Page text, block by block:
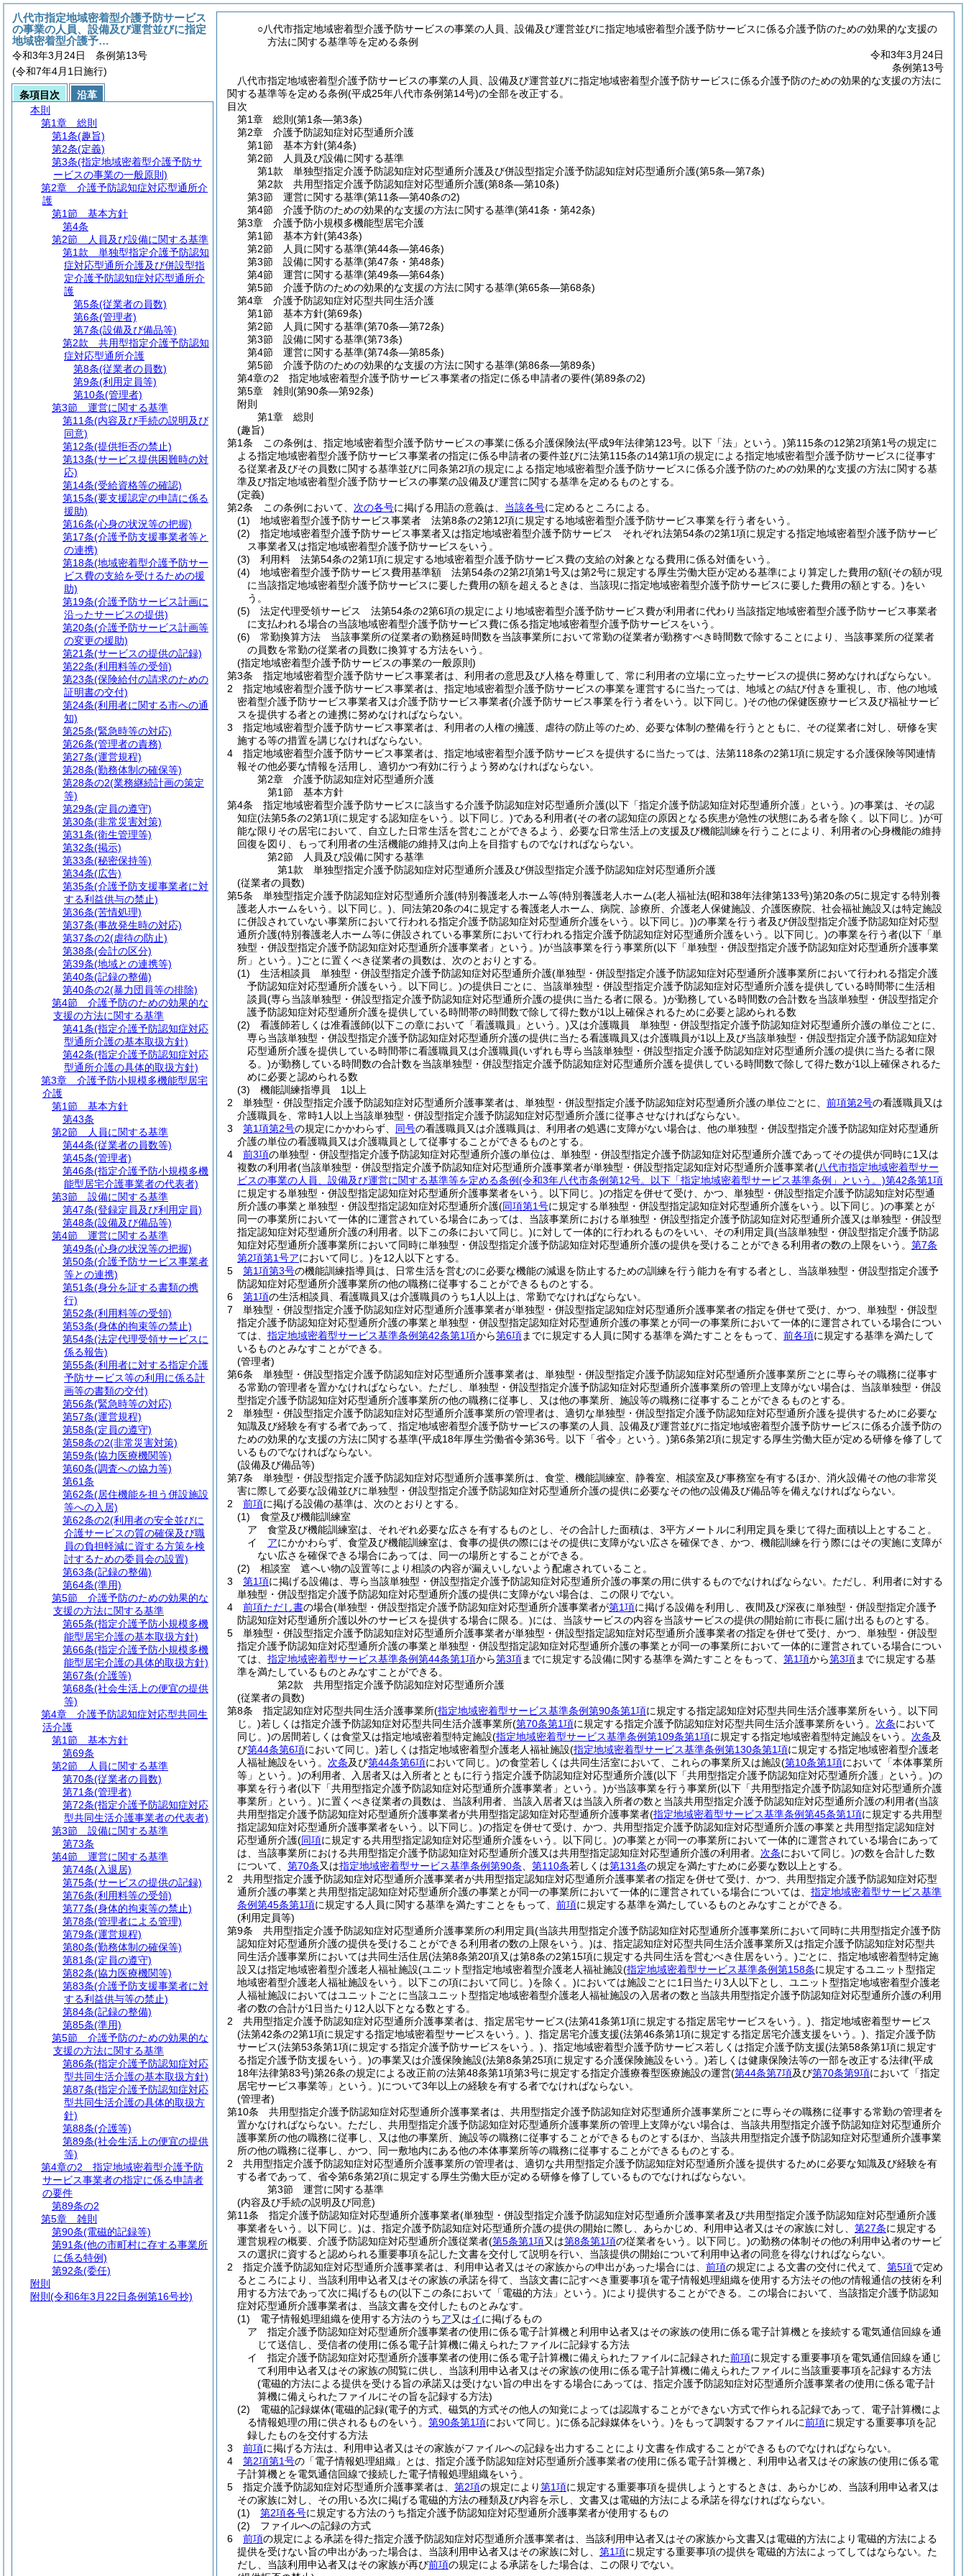
○八代市指定地域密着型介護予防サービスの事業の人員、設備及び運営並びに指定地域密着型介護予防サービスに係る介護予防のための効果的な支援の
方法に関する基準等を定める条例
令和3年3月24日
条例第13号
八代市指定地域密着型介護予防サービスの事業の人員、設備及び運営並びに指定地域密着型介護予防サービスに係る介護予防のための効果的な支援の方法に
関する基準等を定める条例(平成25年八代市条例第14号)の全部を改正する。
目次
第1章
総則 (第1条―第3条)
第2章
介護予防認知症対応型通所介護
第1節
基本方針(第4条)
第2節
人員及び設備に関する基準
第1款
単独型指定介護予防認知症対応型通所介護及び併設型指定介護予防認知症対応型通所介護(第5条―第7条)
第2款
共用型指定介護予防認知症対応型通所介護(第8条―第10条)
第3節
運営に関する基準(第11条―第40条の2)
第4節
介護予防のための効果的な支援の方法に関する基準(第41条・第42条)
第3章
介護予防小規模多機能型居宅介護
第1節
基本方針(第43条)
第2節
人員に関する基準(第44条―第46条)
第3節
設備に関する基準(第47条・第48条)
第4節
運営に関する基準(第49条―第64条)
第5節
介護予防のための効果的な支援の方法に関する基準(第65条―第68条)
第4章
介護予防認知症対応型共同生活介護
第1節
基本方針(第69条)
第2節
人員に関する基準(第70条―第72条)
第3節
設備に関する基準(第73条)
第4節
運営に関する基準(第74条―第85条)
第5節
介護予防のための効果的な支援の方法に関する基準(第86条―第89条)
第4章の2
指定地域密着型介護予防サービス事業者の指定に係る申請者の要件(第89条の2)
第5章
雑則 (第90条―第92条)
附則
第1章
総則
(趣旨)
第1条
この条例は、指定地域密着型介護予防サービスの事業に係る介護保険法(平成9年法律第123号。以下「法」という。)第115条の12第2項第1号の規定に
よる指定地域密着型介護予防サービス事業者の指定に係る申請者の要件並びに法第115条の14第1項の規定による指定地域密着型介護予防サービスに従事す
る従業者及びその員数に関する基準並びに同条第2項の規定による指定地域密着型介護予防サービスに係る介護予防のための効果的な支援の方法に関する基
準及び指定地域密着型介護予防サービスの事業の設備及び運営に関する基準を定めるものとする。
(定義)
第2条
この条例において、 次の各号に掲げる用語の意義は、 当該各号に定めるところによる。
(1)
地域密着型介護予防サービス事業者 法第8条の2第12項に規定する地域密着型介護予防サービス事業を行う者をいう。
(2)
指定地域密着型介護予防サービス事業者又は指定地域密着型介護予防サービス それぞれ法第54条の2第1項に規定する指定地域密着型介護予防サービ
ス事業者又は指定地域密着型介護予防サービスをいう。
(3)
利用料 法第54条の2第1項に規定する地域密着型介護予防サービス費の支給の対象となる費用に係る対価をいう。
(4)
地域密着型介護予防サービス費用基準額 法第54条の2第2項第1号又は第2号に規定する厚生労働大臣が定める基準により算定した費用の額(その額が現
に当該指定地域密着型介護予防サービスに要した費用の額を超えるときは、当該現に指定地域密着型介護予防サービスに要した費用の額とする。)をい
う。
(5)
法定代理受領サービス 法第54条の2第6項の規定により地域密着型介護予防サービス費が利用者に代わり当該指定地域密着型介護予防サービス事業者
に支払われる場合の当該地域密着型介護予防サービス費に係る指定地域密着型介護予防サービスをいう。
(6)
常勤換算方法 当該事業所の従業者の勤務延時間数を当該事業所において常勤の従業者が勤務すべき時間数で除することにより、当該事業所の従業者
の員数を常勤の従業者の員数に換算する方法をいう。
(指定地域密着型介護予防サービスの事業の一般原則)
第3条
指定地域密着型介護予防サービス事業者は、利用者の意思及び人格を尊重して、常に利用者の立場に立ったサービスの提供に努めなければならない。
2
指定地域密着型介護予防サービス事業者は、指定地域密着型介護予防サービスの事業を運営するに当たっては、地域との結び付きを重視し、市、他の地域
密着型介護予防サービス事業者又は介護予防サービス事業者(介護予防サービス事業を行う者をいう。以下同じ。)その他の保健医療サービス及び福祉サービ
スを提供する者との連携に努めなければならない。
3
指定地域密着型介護予防サービス事業者は、利用者の人権の擁護、虐待の防止等のため、必要な体制の整備を行うとともに、その従業者に対し、研修を実
施する等の措置を講じなければならない。
4
指定地域密着型介護予防サービス事業者は、指定地域密着型介護予防サービスを提供するに当たっては、法第118条の2第1項に規定する介護保険等関連情
報その他必要な情報を活用し、適切かつ有効に行うよう努めなければならない。
第2章
介護予防認知症対応型通所介護
第1節
基本方針
第4条
指定地域密着型介護予防サービスに該当する介護予防認知症対応型通所介護(以下「指定介護予防認知症対応型通所介護」という。)の事業は、その認
知症(法第5条の2第1項に規定する認知症をいう。以下同じ。)である利用者(その者の認知症の原因となる疾患が急性の状態にある者を除く。以下同じ。)が可
能な限りその居宅において、自立した日常生活を営むことができるよう、必要な日常生活上の支援及び機能訓練を行うことにより、利用者の心身機能の維持
回復を図り、もって利用者の生活機能の維持又は向上を目指すものでなければならない。
第2節
人員及び設備に関する基準
第1款
単独型指定介護予防認知症対応型通所介護及び併設型指定介護予防認知症対応型通所介護
(従業者の員数)
第5条
単独型指定介護予防認知症対応型通所介護(特別養護老人ホーム等(特別養護老人ホーム(老人福祉法(昭和38年法律第133号)第20条の5に規定する特別養
護老人ホームをいう。以下同じ。) 、同法第20条の4に規定する養護老人ホーム、病院、診療所、介護老人保健施設、介護医療院、社会福祉施設又は特定施設
に併設されていない事業所において行われる指定介護予防認知症対応型通所介護をいう。以下同じ。))の事業を行う者及び併設型指定介護予防認知症対応型
通所介護(特別養護老人ホーム等に併設されている事業所において行われる指定介護予防認知症対応型通所介護をいう。以下同じ。)の事業を行う者(以下「単
独型・併設型指定介護予防認知症対応型通所介護事業者」という。)が当該事業を行う事業所(以下「単独型・併設型指定介護予防認知症対応型通所介護事業
所」という。)ごとに置くべき従業者の員数は、次のとおりとする。
(1)
生活相談員 単独型・併設型指定介護予防認知症対応型通所介護(単独型・併設型指定介護予防認知症対応型通所介護事業所において行われる指定介護
予防認知症対応型通所介護をいう。以下同じ。)の提供日ごとに、当該単独型・併設型指定介護予防認知症対応型通所介護を提供している時間帯に生活相
談員(専ら当該単独型・併設型指定介護予防認知症対応型通所介護の提供に当たる者に限る。)が勤務している時間数の合計数を当該単独型・併設型指定介
護予防認知症対応型通所介護を提供している時間帯の時間数で除して得た数が1以上確保されるために必要と認められる数
(2)
看護師若しくは准看護師(以下この章において「看護職員」という。)又は介護職員 単独型・併設型指定介護予防認知症対応型通所介護の単位ごとに、
専ら当該単独型・併設型指定介護予防認知症対応型通所介護の提供に当たる看護職員又は介護職員が1以上及び当該単独型・併設型指定介護予防認知症対
応型通所介護を提供している時間帯に看護職員又は介護職員(いずれも専ら当該単独型・併設型指定介護予防認知症対応型通所介護の提供に当たる者に限
る。)が勤務している時間数の合計数を当該単独型・併設型指定介護予防認知症対応型通所介護を提供している時間数で除して得た数が1以上確保されるた
めに必要と認められる数
(3)
機能訓練指導員 1以上
2
単独型・併設型指定介護予防認知症対応型通所介護事業者は、単独型・併設型指定介護予防認知症対応型通所介護の単位ごとに、 前項第2号の看護職員又は
介護職員を、常時1人以上当該単独型・併設型指定介護予防認知症対応型通所介護に従事させなければならない。
3
第1項第2号の規定にかかわらず、 同号の看護職員又は介護職員は、利用者の処遇に支障がない場合は、他の単独型・併設型指定介護予防認知症対応型通所
介護の単位の看護職員又は介護職員として従事することができるものとする。
4
前3項の単独型・併設型指定介護予防認知症対応型通所介護の単位は、単独型・併設型指定介護予防認知症対応型通所介護であってその提供が同時に1又は
複数の利用者(当該単独型・併設型指定介護予防認知症対応型通所介護事業者が単独型・併設型指定認知症対応型通所介護事業者(八代市指定地域密着型サー
ビスの事業の人員、設備及び運営に関する基準等を定める条例(令和3年八代市条例第12号。以下「指定地域密着型サービス基準条例」という。)第42条第1項
に規定する単独型・併設型指定認知症対応型通所介護事業者をいう。以下同じ。)の指定を併せて受け、かつ、単独型・併設型指定介護予防認知症対応型通
所介護の事業と単独型・併設型指定認知症対応型通所介護(同項第1号に規定する単独型・併設型指定認知症対応型通所介護をいう。以下同じ。)の事業とが
同一の事業所において一体的に運営されている場合にあっては、当該事業所における単独型・併設型指定介護予防認知症対応型通所介護又は単独型・併設型
指定認知症対応型通所介護の利用者。以下この条において同じ。)に対して一体的に行われるものをいい、その利用定員(当該単独型・併設型指定介護予防認
知症対応型通所介護事業所において同時に単独型・併設型指定介護予防認知症対応型通所介護の提供を受けることができる利用者の数の上限をいう。 第7条
第2項第1号アにおいて同じ。)を12人以下とする。
5
第1項第3号の機能訓練指導員は、日常生活を営むのに必要な機能の減退を防止するための訓練を行う能力を有する者とし、当該単独型・併設型指定介護予
防認知症対応型通所介護事業所の他の職務に従事することができるものとする。
6
第1項の生活相談員、看護職員又は介護職員のうち1人以上は、常勤でなければならない。
7
単独型・併設型指定介護予防認知症対応型通所介護事業者が単独型・併設型指定認知症対応型通所介護事業者の指定を併せて受け、かつ、単独型・併設型
指定介護予防認知症対応型通所介護の事業と単独型・併設型指定認知症対応型通所介護の事業とが同一の事業所において一体的に運営されている場合につい
ては、 指定地域密着型サービス基準条例第42条第1項から第6項までに規定する人員に関する基準を満たすことをもって、 前各項に規定する基準を満たして
いるものとみなすことができる。
(管理者)
第6条
単独型・併設型指定介護予防認知症対応型通所介護事業者は、単独型・併設型指定介護予防認知症対応型通所介護事業所ごとに専らその職務に従事す
る常勤の管理者を置かなければならない。 ただし、単独型・併設型指定介護予防認知症対応型通所介護事業所の管理上支障がない場合は、当該単独型・併設
型指定介護予防認知症対応型通所介護事業所の他の職務に従事し、又は他の事業所、施設等の職務に従事することができるものとする。
2
単独型・併設型指定介護予防認知症対応型通所介護事業所の管理者は、適切な単独型・併設型指定介護予防認知症対応型通所介護を提供するために必要な
知識及び経験を有する者であって、指定地域密着型介護予防サービスの事業の人員、設備及び運営並びに指定地域密着型介護予防サービスに係る介護予防の
ための効果的な支援の方法に関する基準(平成18年厚生労働省令第36号。以下「省令」という。)第6条第2項に規定する厚生労働大臣が定める研修を修了して
いるものでなければならない。
(設備及び備品等)
第7条
単独型・併設型指定介護予防認知症対応型通所介護事業所は、食堂、機能訓練室、静養室、相談室及び事務室を有するほか、消火設備その他の非常災
害に際して必要な設備並びに単独型・併設型指定介護予防認知症対応型通所介護の提供に必要なその他の設備及び備品等を備えなければならない。
2
前項に掲げる設備の基準は、次のとおりとする。
(1)
食堂及び機能訓練室
ア
食堂及び機能訓練室は、それぞれ必要な広さを有するものとし、その合計した面積は、3平方メートルに利用定員を乗じて得た面積以上とすること。
イ
アにかかわらず、食堂及び機能訓練室は、食事の提供の際にはその提供に支障がない広さを確保でき、かつ、機能訓練を行う際にはその実施に支障が
ない広さを確保できる場合にあっては、同一の場所とすることができる。
(2)
相談室 遮へい物の設置等により相談の内容が漏えいしないよう配慮されていること。
3
第1項に掲げる設備は、専ら当該単独型・併設型指定介護予防認知症対応型通所介護の事業の用に供するものでなければならない。 ただし、利用者に対する
単独型・併設型指定介護予防認知症対応型通所介護の提供に支障がない場合は、この限りでない。
4
前項ただし書の場合(単独型・併設型指定介護予防認知症対応型通所介護事業者が第1項に掲げる設備を利用し、夜間及び深夜に単独型・併設型指定介護予
防認知症対応型通所介護以外のサービスを提供する場合に限る。)には、当該サービスの内容を当該サービスの提供の開始前に市長に届け出るものとする。
5
単独型・併設型指定介護予防認知症対応型通所介護事業者が単独型・併設型指定認知症対応型通所介護事業者の指定を併せて受け、かつ、単独型・併設型
指定介護予防認知症対応型通所介護の事業と単独型・併設型指定認知症対応型通所介護の事業とが同一の事業所において一体的に運営されている場合につい
ては、 指定地域密着型サービス基準条例第44条第1項から第3項までに規定する設備に関する基準を満たすことをもって、 第1項から第3項までに規定する基
準を満たしているものとみなすことができる。
第2款
共用型指定介護予防認知症対応型通所介護
(従業者の員数)
第8条
指定認知症対応型共同生活介護事業所(指定地域密着型サービス基準条例第90条第1項に規定する指定認知症対応型共同生活介護事業所をいう。以下同
じ。)若しくは指定介護予防認知症対応型共同生活介護事業所(第70条第1項に規定する指定介護予防認知症対応型共同生活介護事業所をいう。 次条において
同じ。)の居間若しくは食堂又は指定地域密着型特定施設(指定地域密着型サービス基準条例第109条第1項に規定する指定地域密着型特定施設をいう。 次条及
び第44条第6項において同じ。)若しくは指定地域密着型介護老人福祉施設(指定地域密着型サービス基準条例第130条第1項に規定する指定地域密着型介護老
人福祉施設をいう。 次条及び第44条第6項において同じ。)の食堂若しくは共同生活室において、これらの事業所又は施設(第10条第1項において「本体事業所
等」という。)の利用者、入居者又は入所者とともに行う指定介護予防認知症対応型通所介護(以下「共用型指定介護予防認知症対応型通所介護」という。)の
事業を行う者(以下「共用型指定介護予防認知症対応型通所介護事業者」という。)が当該事業を行う事業所(以下「共用型指定介護予防認知症対応型通所介護
事業所」という。)に置くべき従業者の員数は、当該利用者、当該入居者又は当該入所者の数と当該共用型指定介護予防認知症対応型通所介護の利用者(当該
共用型指定介護予防認知症対応型通所介護事業者が共用型指定認知症対応型通所介護事業者(指定地域密着型サービス基準条例第45条第1項に規定する共用型
指定認知症対応型通所介護事業者をいう。以下同じ。)の指定を併せて受け、かつ、共用型指定介護予防認知症対応型通所介護の事業と共用型指定認知症対
応型通所介護(同項に規定する共用型指定認知症対応型通所介護をいう。以下同じ。)の事業とが同一の事業所において一体的に運営されている場合にあって
は、当該事業所における共用型指定介護予防認知症対応型通所介護又は共用型指定認知症対応型通所介護の利用者。 次条において同じ。)の数を合計した数
について、 第70条又は指定地域密着型サービス基準条例第90条 第110条若しくは第131条の規定を満たすために必要な数以上とする。
2
共用型指定介護予防認知症対応型通所介護事業者が共用型指定認知症対応型通所介護事業者の指定を併せて受け、かつ、共用型指定介護予防認知症対応型
通所介護の事業と共用型指定認知症対応型通所介護の事業とが同一の事業所において一体的に運営されている場合については、 指定地域密着型サービス基準
条例第45条第1項に規定する人員に関する基準を満たすことをもって、 前項に規定する基準を満たしているものとみなすことができる。
(利用定員等)
第9条
共用型指定介護予防認知症対応型通所介護事業所の利用定員(当該共用型指定介護予防認知症対応型通所介護事業所において同時に共用型指定介護予防
認知症対応型通所介護の提供を受けることができる利用者の数の上限をいう。)は、指定認知症対応型共同生活介護事業所又は指定介護予防認知症対応型共
同生活介護事業所においては共同生活住居(法第8条第20項又は第8条の2第15項に規定する共同生活を営むべき住居をいう。)ごとに、指定地域密着型特定施
設又は指定地域密着型介護老人福祉施設(ユニット型指定地域密着型介護老人福祉施設(指定地域密着型サービス基準条例第158条に規定するユニット型指定
地域密着型介護老人福祉施設をいう。以下この項において同じ。)を除く。)においては施設ごとに1日当たり3人以下とし、ユニット型指定地域密着型介護老
人福祉施設においてはユニットごとに当該ユニット型指定地域密着型介護老人福祉施設の入居者の数と当該共用型指定介護予防認知症対応型通所介護の利用
者の数の合計が1日当たり12人以下となる数とする。
2
共用型指定介護予防認知症対応型通所介護事業者は、指定居宅サービス(法第41条第1項に規定する指定居宅サービスをいう。) 、指定地域密着型サービス
(法第42条の2第1項に規定する指定地域密着型サービスをいう。) 、指定居宅介護支援(法第46条第1項に規定する指定居宅介護支援をいう。) 、指定介護予防
サービス(法第53条第1項に規定する指定介護予防サービスをいう。) 、指定地域密着型介護予防サービス若しくは指定介護予防支援(法第58条第1項に規定す
る指定介護予防支援をいう。)の事業又は介護保険施設(法第8条第25項に規定する介護保険施設をいう。)若しくは健康保険法等の一部を改正する法律(平成
18年法律第83号)第26条の規定による改正前の法第48条第1項第3号に規定する指定介護療養型医療施設の運営(第44条第7項及び第70条第9項において「指定
居宅サービス事業等」という。)について3年以上の経験を有する者でなければならない。
(管理者)
第10条
共用型指定介護予防認知症対応型通所介護事業者は、共用型指定介護予防認知症対応型通所介護事業所ごとに専らその職務に従事する常勤の管理者を
置かなければならない。 ただし、共用型指定介護予防認知症対応型通所介護事業所の管理上支障がない場合は、当該共用型指定介護予防認知症対応型通所介
護事業所の他の職務に従事し、又は他の事業所、施設等の職務に従事することができるものとするほか、当該共用型指定介護予防認知症対応型通所介護事業
所の他の職務に従事し、かつ、同一敷地内にある他の本体事業所等の職務に従事することができるものとする。
2
共用型指定介護予防認知症対応型通所介護事業所の管理者は、適切な共用型指定介護予防認知症対応型通所介護を提供するために必要な知識及び経験を有
する者であって、省令第6条第2項に規定する厚生労働大臣が定める研修を修了しているものでなければならない。
第3節
運営に関する基準
(内容及び手続の説明及び同意)
第11条
指定介護予防認知症対応型通所介護事業者(単独型・併設型指定介護予防認知症対応型通所介護事業者及び共用型指定介護予防認知症対応型通所介護
事業者をいう。以下同じ。)は、指定介護予防認知症対応型通所介護の提供の開始に際し、あらかじめ、利用申込者又はその家族に対し、 第27条に規定する
運営規程の概要、介護予防認知症対応型通所介護従業者(第5条第1項又は第8条第1項の従業者をいう。以下同じ。)の勤務の体制その他の利用申込者のサービ
スの選択に資すると認められる重要事項を記した文書を交付して説明を行い、当該提供の開始について利用申込者の同意を得なければならない。
2
指定介護予防認知症対応型通所介護事業者は、利用申込者又はその家族からの申出があった場合には、 前項の規定による文書の交付に代えて、 第5項で定め
るところにより、当該利用申込者又はその家族の承諾を得て、当該文書に記すべき重要事項を電子情報処理組織を使用する方法その他の情報通信の技術を利
用する方法であって次に掲げるもの(以下この条において「電磁的方法」という。)により提供することができる。
この場合において、当該指定介護予防認知
症対応型通所介護事業者は、当該文書を交付したものとみなす。
(1)
電子情報処理組織を使用する方法のうちア又はイに掲げるもの
ア
指定介護予防認知症対応型通所介護事業者の使用に係る電子計算機と利用申込者又はその家族の使用に係る電子計算機とを接続する電気通信回線を通
じて送信し、受信者の使用に係る電子計算機に備えられたファイルに記録する方法
イ
指定介護予防認知症対応型通所介護事業者の使用に係る電子計算機に備えられたファイルに記録された前項に規定する重要事項を電気通信回線を通じ
て利用申込者又はその家族の閲覧に供し、当該利用申込者又はその家族の使用に係る電子計算機に備えられたファイルに当該重要事項を記録する方法
(電磁的方法による提供を受ける旨の承諾又は受けない旨の申出をする場合にあっては、指定介護予防認知症対応型通所介護事業者の使用に係る電子計
算機に備えられたファイルにその旨を記録する方法)
(2)
電磁的記録媒体(電磁的記録(電子的方式、磁気的方式その他人の知覚によっては認識することができない方式で作られる記録であって、電子計算機によ
る情報処理の用に供されるものをいう。 第90条第1項において同じ。)に係る記録媒体をいう。)をもって調製するファイルに前項に規定する重要事項を記
録したものを交付する方法
3
前項に掲げる方法は、利用申込者又はその家族がファイルへの記録を出力することにより文書を作成することができるものでなければならない。
4
第2項第1号の「電子情報処理組織」とは、指定介護予防認知症対応型通所介護事業者の使用に係る電子計算機と、利用申込者又はその家族の使用に係る電
子計算機とを電気通信回線で接続した電子情報処理組織をいう。
5
指定介護予防認知症対応型通所介護事業者は、 第2項の規定により第1項に規定する重要事項を提供しようとするときは、あらかじめ、当該利用申込者又は
その家族に対し、その用いる次に掲げる電磁的方法の種類及び内容を示し、文書又は電磁的方法による承諾を得なければならない。
(1)
第2項各号に規定する方法のうち指定介護予防認知症対応型通所介護事業者が使用するもの
(2)
ファイルへの記録の方式
6
前項の規定による承諾を得た指定介護予防認知症対応型通所介護事業者は、当該利用申込者又はその家族から文書又は電磁的方法により電磁的方法による
提供を受けない旨の申出があった場合は、当該利用申込者又はその家族に対し、 第1項に規定する重要事項の提供を電磁的方法によってしてはならない。 た
だし、当該利用申込者又はその家族が再び前項の規定による承諾をした場合は、この限りでない。
八代市指定地域密着型介護予防サービス
の事業の人員、設備及び運営並びに指定
地域密着型介護予…
令和3年3月24日 条例第13号
(令和7年4月1日施行)
条項目次
沿革
本則
第1章
総則
第1条(趣旨)
第2条(定義)
第3条(指定地域密着型介護予防サ
ービスの事業の一般原則)
第2章
介護予防認知症対応型通所介
護
第1節
基本方針
第4条
第2節
人員及び設備に関する基準
第1款
単独型指定介護予防認知
症対応型通所介護及び併設型指
定介護予防認知症対応型通所介
護
第5条(従業者の員数)
第6条(管理者)
第7条(設備及び備品等)
第2款
共用型指定介護予防認知
症対応型通所介護
第8条(従業者の員数)
第9条(利用定員等)
第10条(管理者)
第3節
運営に関する基準
第11条(内容及び手続の説明及び
同意)
第12条(提供拒否の禁止)
第13条(サービス提供困難時の対
応)
第14条(受給資格等の確認)
第15条(要支援認定の申請に係る
援助)
第16条(心身の状況等の把握)
第17条(介護予防支援事業者等と
の連携)
第18条(地域密着型介護予防サー
ビス費の支給を受けるための援
助)
第19条(介護予防サービス計画に
沿ったサービスの提供)
第20条(介護予防サービス計画等
の変更の援助)
第21条(サービスの提供の記録)
第22条(利用料等の受領)
第23条(保険給付の請求のための
証明書の交付)
第24条(利用者に関する市への通
知)
第25条(緊急時等の対応)
第26条(管理者の責務)
第27条(運営規程)
第28条(勤務体制の確保等)
第28条の2(業務継続計画の策定
等)
第29条(定員の遵守)
第30条(非常災害対策)
第31条(衛生管理等)
第32条(掲示)
第33条(秘密保持等)
第34条(広告)
第35条(介護予防支援事業者に対
する利益供与の禁止)
第36条(苦情処理)
第37条(事故発生時の対応)
第37条の2(虐待の防止)
第38条(会計の区分)
第39条(地域との連携等)
第40条(記録の整備)
第40条の2(暴力団員等の排除)
第4節
介護予防のための効果的な
支援の方法に関する基準
第41条(指定介護予防認知症対応
型通所介護の基本取扱方針)
第42条(指定介護予防認知症対応
型通所介護の具体的取扱方針)
第3章
介護予防小規模多機能型居宅
介護
第1節
基本方針
第43条
第2節
人員に関する基準
第44条(従業者の員数等)
第45条(管理者)
第46条(指定介護予防小規模多機
能型居宅介護事業者の代表者)
第3節
設備に関する基準
第47条(登録定員及び利用定員)
第48条(設備及び備品等)
第4節
運営に関する基準
第49条(心身の状況等の把握)
第50条(介護予防サービス事業者
等との連携)
第51条(身分を証する書類の携
行)
第52条(利用料等の受領)
第53条(身体的拘束等の禁止)
第54条(法定代理受領サービスに
係る報告)
第55条(利用者に対する指定介護
予防サービス等の利用に係る計
画等の書類の交付)
第56条(緊急時等の対応)
第57条(運営規程)
第58条(定員の遵守)
第58条の2(非常災害対策)
第59条(協力医療機関等)
第60条(調査への協力等)
第61条
第62条(居住機能を担う併設施設
等への入居)
第62条の2(利用者の安全並びに
介護サービスの質の確保及び職
員の負担軽減に資する方策を検
討するための委員会の設置)
第63条(記録の整備)
第64条(準用)
第5節
介護予防のための効果的な
支援の方法に関する基準
第65条(指定介護予防小規模多機
能型居宅介護の基本取扱方針)
第66条(指定介護予防小規模多機
能型居宅介護の具体的取扱方針)
第67条(介護等)
第68条(社会生活上の便宜の提供
等)
第4章
介護予防認知症対応型共同生
活介護
第1節
基本方針
第69条
第2節
人員に関する基準
第70条(従業者の員数)
第71条(管理者)
第72条(指定介護予防認知症対応
型共同生活介護事業者の代表者)
第3節
設備に関する基準
第73条
第4節
運営に関する基準
第74条(入退居)
第75条(サービスの提供の記録)
第76条(利用料等の受領)
第77条(身体的拘束等の禁止)
第78条(管理者による管理)
第79条(運営規程)
第80条(勤務体制の確保等)
第81条(定員の遵守)
第82条(協力医療機関等)
第83条(介護予防支援事業者に対
する利益供与等の禁止)
第84条(記録の整備)
第85条(準用)
第5節
介護予防のための効果的な
支援の方法に関する基準
第86条(指定介護予防認知症対応
型共同生活介護の基本取扱方針)
第87条(指定介護予防認知症対応
型共同生活介護の具体的取扱方
針)
第88条(介護等)
第89条(社会生活上の便宜の提供
等)
第4章の2
指定地域密着型介護予防
サービス事業者の指定に係る申請者
の要件
第89条の2
第5章
雑則
第90条(電磁的記録等)
第91条(他の市町村に存する事業所
に係る特例)
第92条(委任)
附則
附則 (令和6年3月22日条例第16号抄)